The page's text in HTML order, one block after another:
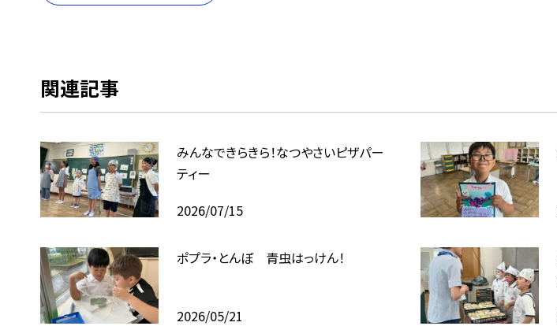
関連記事
みんなできらきら！なつやさいピザパー
ティー
2026/07/15
ポプラ・とんぼ 青虫はっけん！
2026/05/21